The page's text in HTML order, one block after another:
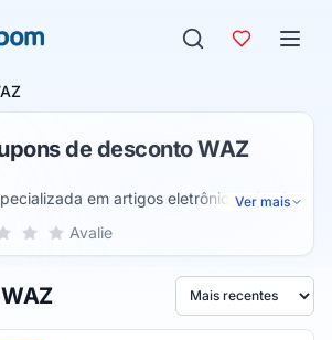
de desconto WAZ
em artigos eletrônicos de alto
pessoal. O catálogo inclui itens de
monitores, rede e wifi, eletrônicos,
periféricos em geral.
Ver mais
WAZ, de 1 a 5 estrelas
5 estrelas
4 estrelas
3 estrelasAvalie
Ordenar por